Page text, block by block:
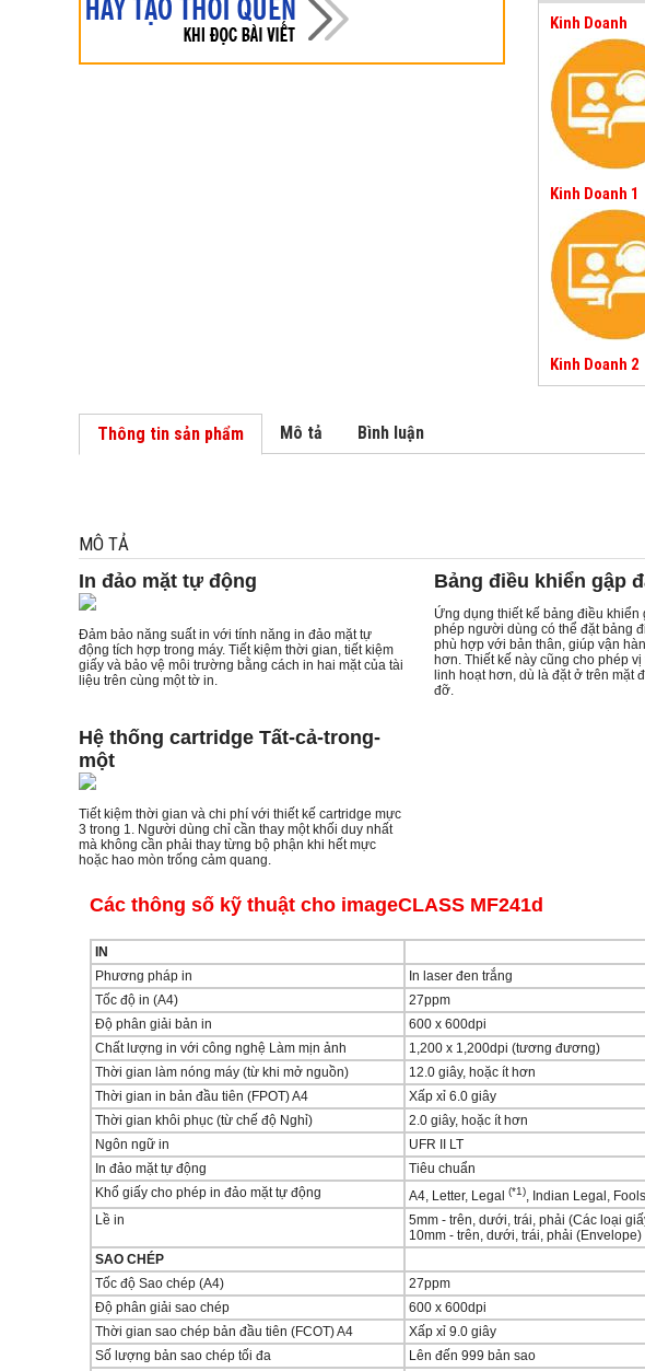
Kinh Doanh
Kinh Doanh 1
Kinh Doanh 2
Thông tin sản phẩm Mô tả Bình luận
MÔ TẢ
In đảo mặt tự động
Bảng điều khiển gập
Đảm bảo năng suất in với tính năng in đảo mặt tự
động tích hợp trong máy. Tiết kiệm thời gian, tiết kiệm
giấy và bảo vệ môi trường bằng cách in hai mặt của tài
liệu trên cùng một tờ in.
Ứng dụng thiết kế bảng điều khiển
phép người dùng có thể đặt bảng
phù hợp với bản thân, giúp vận
hơn. Thiết kế này cũng cho phép
linh hoạt hơn, dù là đặt ở trên mặt
đỡ.
Hệ thống cartridge Tất-cả-trong-
một
Tiết kiệm thời gian và chi phí với thiết kế cartridge mực
3 trong 1. Người dùng chỉ cần thay một khối duy nhất
mà không cần phải thay từng bộ phận khi hết mực
hoặc hao mòn trống cảm quang.
Các thông số kỹ thuật cho imageCLASS MF241d
IN
Phương pháp in
In laser đen trắng
Tốc độ in (A4)
27ppm
Độ phân giải bản in
600 x 600dpi
Chất lượng in với công nghệ Làm mịn ảnh
1,200 x 1,200dpi (tương đương)
Thời gian làm nóng máy (từ khi mở nguồn)
12.0 giây, hoặc ít hơn
Thời gian in bản đầu tiên (FPOT) A4
Xấp xỉ 6.0 giây
Thời gian khôi phục (từ chế độ Nghỉ)
2.0 giây, hoặc ít hơn
Ngôn ngữ in
UFR II LT
In đảo mặt tự động
Tiêu chuẩn
Khổ giấy cho phép in đảo mặt tự động
A4, Letter, Legal (*1), Indian Legal,
Lề in
5mm - trên, dưới, trái, phải (Các loại
10mm - trên, dưới, trái, phải (Envelope)
SAO CHÉP
Tốc độ Sao chép (A4)
27ppm
Độ phân giải sao chép
600 x 600dpi
Thời gian sao chép bản đầu tiên (FCOT) A4
Xấp xỉ 9.0 giây
Số lượng bản sao chép tối đa
Lên đến 999 bản sao